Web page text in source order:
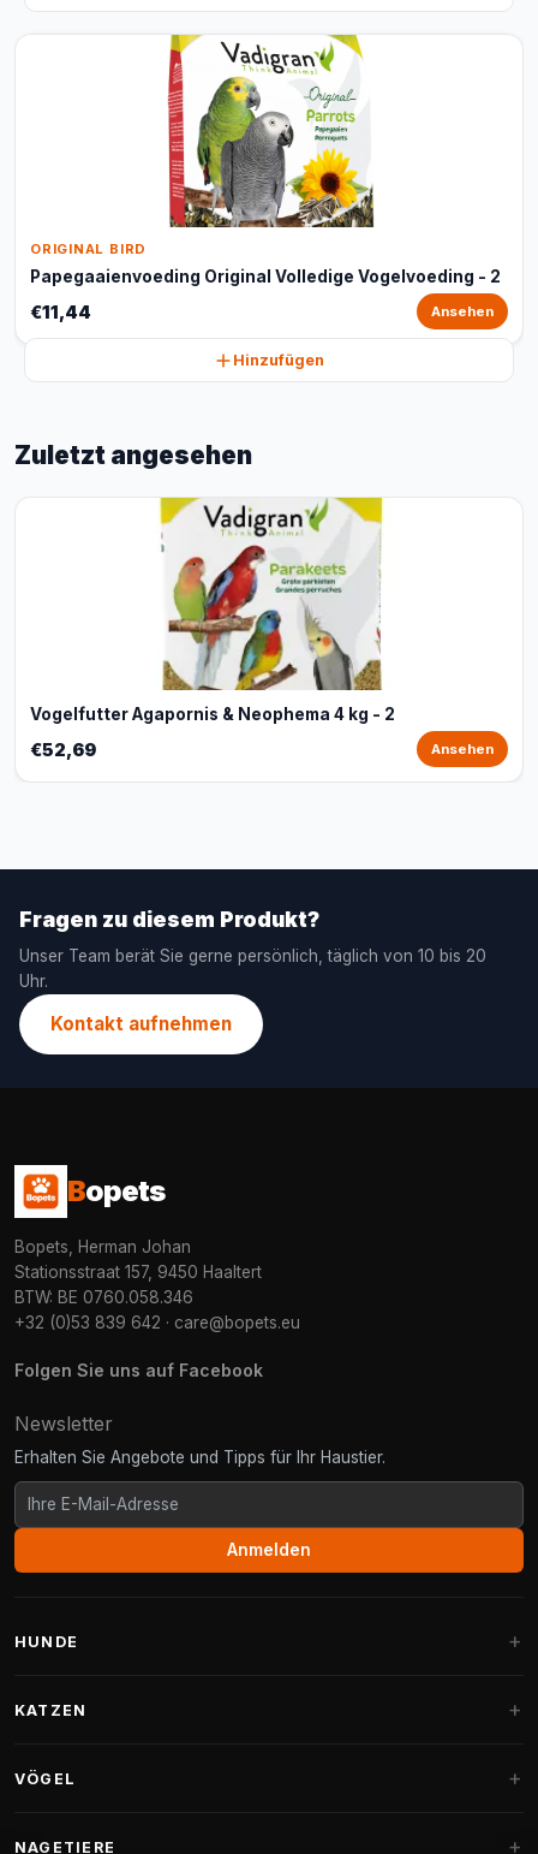
ORIGINAL BIRD
Papegaaienvoeding Original Volledige Vogelvoeding - 2
€11,44 Ansehen
Hinzufügen
Zuletzt angesehen
Vogelfutter Agapornis & Neophema 4 kg - 2
€52,69 Ansehen
Fragen zu diesem Produkt?
Unser Team berät Sie gerne persönlich, täglich von 10 bis 20
Uhr.
Kontakt aufnehmen
Bopets
Bopets, Herman Johan
Stationsstraat 157, 9450 Haaltert
BTW: BE 0760.058.346
+32 (0)53 839 642 · care@bopets.eu
Folgen Sie uns auf Facebook
Newsletter
Erhalten Sie Angebote und Tipps für Ihr Haustier.
Anmelden
HUNDE
Fantail Hundebetten
KATZEN
Kratzbäume
VÖGEL
NAGETIERE